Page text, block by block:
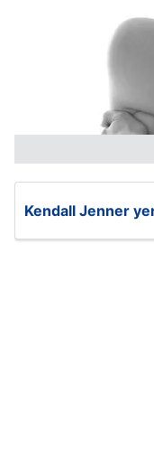
Kendall Jenner